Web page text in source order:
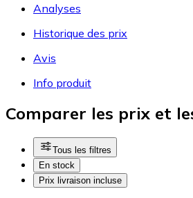
Analyses
Historique des prix
Avis
Info produit
Comparer les prix et
Tous les filtres
En stock
Prix livraison incluse